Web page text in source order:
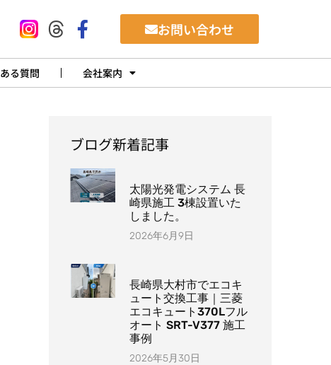
お問い合わせ
る質問 会社案内
ブログ新着記事
太陽光発電システム 長
崎県施工 3棟設置いた
しました。
2026年6月9日
長崎県大村市でエコキ
ュート交換工事｜三菱
エコキュート370Lフル
オート SRT-V377 施工
事例
2026年5月30日